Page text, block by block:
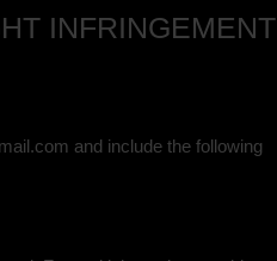
INFRINGEMENT
and include the following